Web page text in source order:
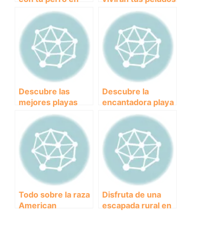
Marbella:
Consejos y
recomendaciones
amigos? Descubre
cuánto duran los
perros y cómo
cuidar de ellos
adecuadamente.
Descubre las
mejores playas
para perros en
Alicante: diversión
y relax en la costa
mediterránea
Descubre la
encantadora playa
de perros en Santa
Pola: un paraíso
para mascotas y
dueños
Todo sobre la raza
American
Disfruta de una
escapada rural en